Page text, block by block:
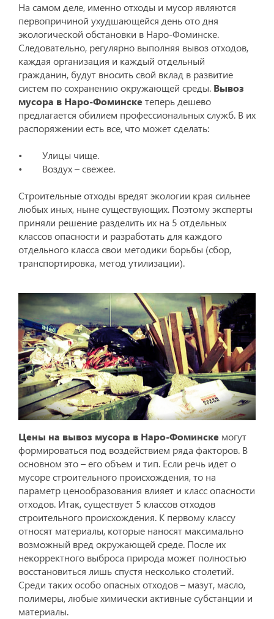
На самом деле, именно отходы и мусор являются
первопричиной ухудшающейся день ото дня
экологической обстановки в Наро-Фоминске.
Следовательно, регулярно выполняя вывоз отходов,
каждая организация и каждый отдельный
гражданин, будут вносить свой вклад в развитие
систем по сохранению окружающей среды. Вывоз
мусора в Наро-Фоминскетеперь дешево
предлагается обилием профессиональных служб. В их
распоряжении есть все, что может сделать:
• Улицы чище.
• Воздух – свежее.
Строительные отходы вредят экологии края сильнее
любых иных, ныне существующих. Поэтому эксперты
приняли решение разделить их на 5 отдельных
классов опасности и разработать для каждого
отдельного класса свои методики борьбы (сбор,
транспортировка, метод утилизации).
Цены на вывоз мусора в Наро-Фоминске могут
формироваться под воздействием ряда факторов. В
основном это – его объем и тип. Если речь идет о
мусоре строительного происхождения, то на
параметр ценообразования влияет и класс опасности
отходов. Итак, существует 5 классов отходов
строительного происхождения. К первому классу
относят материалы, которые наносят максимально
возможный вред окружающей среде. После их
некорректного выброса природа может полностью
восстановиться лишь спустя несколько столетий.
Среди таких особо опасных отходов – мазут, масло,
полимеры, любые химически активные субстанции и
материалы.